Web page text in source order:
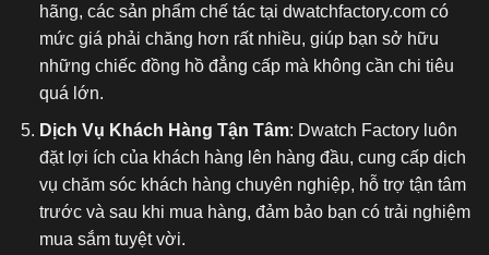
hãng, các sản phẩm chế tác tại dwatchfactory.com có
mức giá phải chăng hơn rất nhiều, giúp bạn sở hữu
những chiếc đồng hồ đẳng cấp mà không cần chi tiêu
quá lớn.
Dịch Vụ Khách Hàng Tận Tâm: Dwatch Factory luôn
đặt lợi ích của khách hàng lên hàng đầu, cung cấp dịch
vụ chăm sóc khách hàng chuyên nghiệp, hỗ trợ tận tâm
trước và sau khi mua hàng, đảm bảo bạn có trải nghiệm
mua sắm tuyệt vời.